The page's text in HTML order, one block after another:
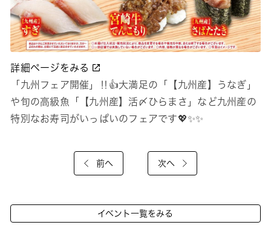
詳細ページをみる
「九州フェア開催」‼👍大満足の「【九州産】うなぎ」
や旬の高級魚「【九州産】活〆ひらまさ」など九州産の
特別なお寿司がいっぱいのフェアです💖✨✨
前へ 次へ
イベント一覧をみる